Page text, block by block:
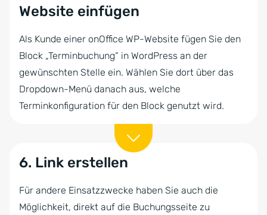
Website einfügen
Als Kunde einer onOffice WP-Website fügen Sie den
Block „Terminbuchung“ in WordPress an der
gewünschten Stelle ein. Wählen Sie dort über das
Dropdown-Menü danach aus, welche
Terminkonfiguration für den Block genutzt wird.
6. Link erstellen
Für andere Einsatzzwecke haben Sie auch die
Möglichkeit, direkt auf die Buchungsseite zu